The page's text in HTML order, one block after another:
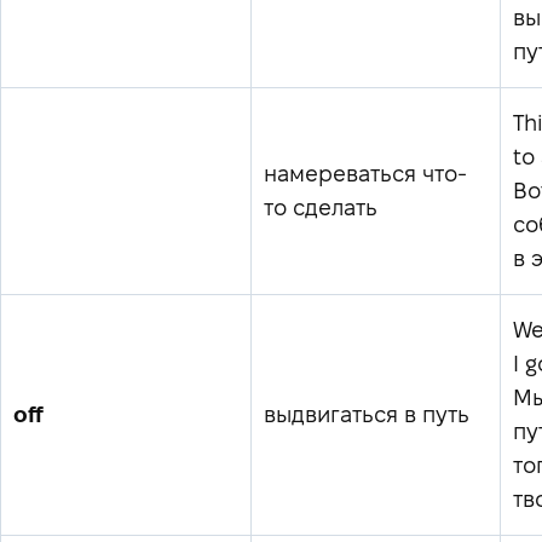
намереваться что-
то сделать
to
в
off выдвигаться в путь
I